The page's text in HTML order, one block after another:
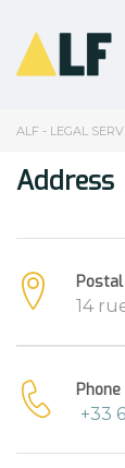
ALF - LEGAL
Address
14
Phone
+33